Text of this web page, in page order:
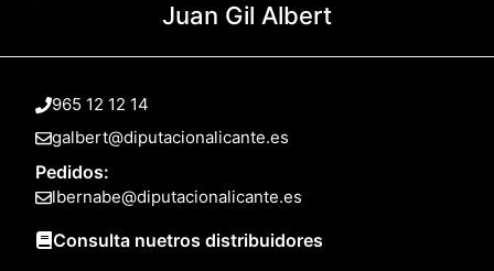
Juan Gil Albert
965 12 12 14
galbert@diputacionalicante.es
Pedidos:
lbernabe@diputacionalicante.es
Consulta nuetros distribuidores